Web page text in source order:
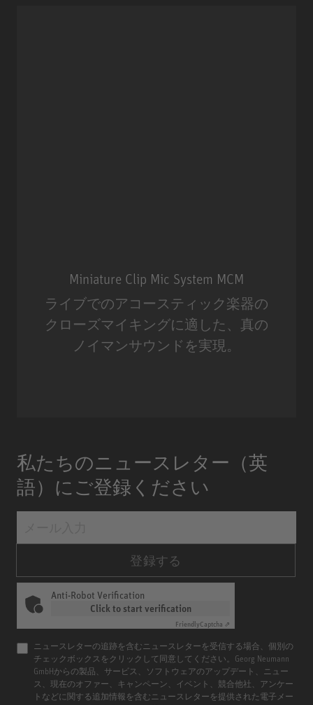
Miniature Clip Mic System MCM
ライブでのアコースティック楽器の
クローズマイキングに適した、真の
ノイマンサウンドを実現。
私たちのニュースレター（英
語）にご登録ください
登録する
Anti-Robot Verification
Click to start verification
FriendlyCaptcha ⇗
ニュースレターの追跡を含むニュースレターを受信する場合、個別の
チェックボックスをクリックして同意してください。Georg Neumann
GmbHからの製品、サービス、ソフトウェアのアップデート、ニュー
ス、現在のオファー、キャンペーン、イベント、競合他社、アンケー
トなどに関する追加情報を含むニュースレターを提供された電子メー